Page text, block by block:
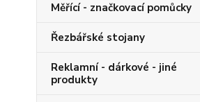
Měřící - značkovací pomůcky
Řezbářské stojany
Reklamní - dárkové - jiné
produkty